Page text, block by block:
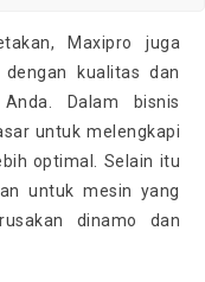
Maxipro juga
kualitas dan
Dalam bisnis
untuk melengkapi
optimal. Selain itu
untuk mesin yang
dinamo dan